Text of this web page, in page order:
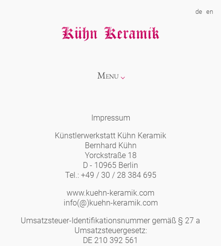
de en
Menu
Kollektionen
Neuheiten
Alice
Tassen 'Glam' weiß
Panthéon
Showroom
Über uns
Händler
Impressum
Künstlerwerkstatt Kühn Keramik
Bernhard Kühn
Yorckstraße 18
D - 10965 Berlin
Tel.: +49 / 30 / 28 384 695
www.kuehn-keramik.com
info(@)kuehn-keramik.com
Umsatzsteuer-Identifikationsnummer gemäß § 27 a
Umsatzsteuergesetz:
DE 210 392 561